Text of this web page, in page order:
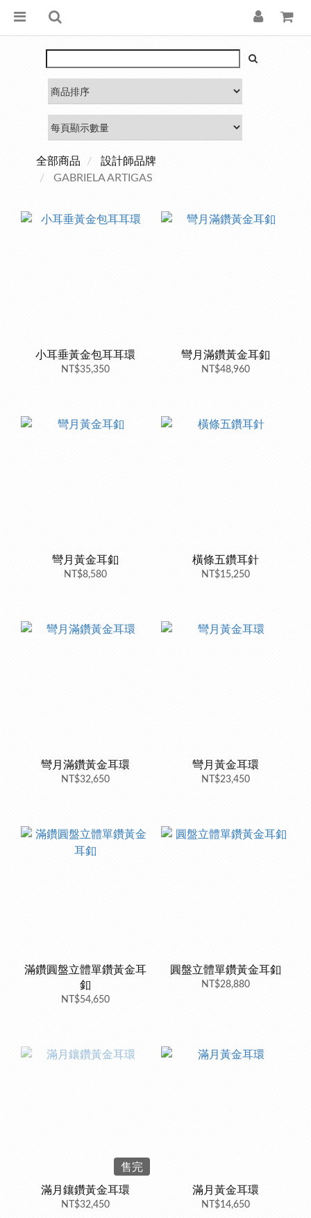
全部商品
設計師品牌
GABRIELA ARTIGAS
小耳垂黃金包耳耳環
NT$35,350
彎月滿鑽黃金耳釦
NT$48,960
彎月黃金耳釦
NT$8,580
橫條五鑽耳針
NT$15,250
彎月滿鑽黃金耳環
NT$32,650
彎月黃金耳環
NT$23,450
滿鑽圓盤立體單鑽黃金耳
釦
NT$54,650
圓盤立體單鑽黃金耳釦
NT$28,880
售完
滿月鑲鑽黃金耳環
NT$32,450
滿月黃金耳環
NT$14,650